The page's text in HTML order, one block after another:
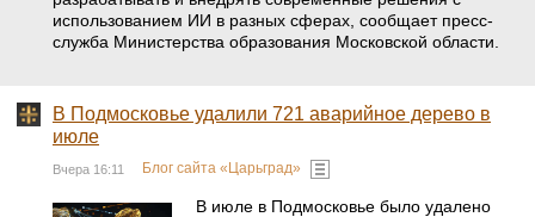
использованием ИИ в разных сферах, сообщает пресс-
служба Министерства образования Московской области.
В Подмосковье удалили 721 аварийное дерево в
июле
Вчера 16:11 Блог сайта «Царьград»
В июле в Подмосковье было удалено